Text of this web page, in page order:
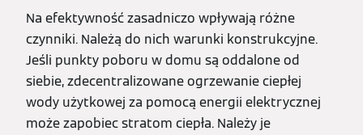
Na efektywność zasadniczo wpływają różne
czynniki. Należą do nich warunki konstrukcyjne.
Jeśli punkty poboru w domu są oddalone od
siebie, zdecentralizowane ogrzewanie ciepłej
wody użytkowej za pomocą energii elektrycznej
może zapobiec stratom ciepła. Należy je